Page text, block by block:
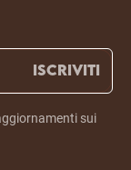
ISCRIVITI
sui